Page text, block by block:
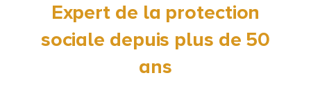
Expert de la protection
sociale depuis plus de 50
ans